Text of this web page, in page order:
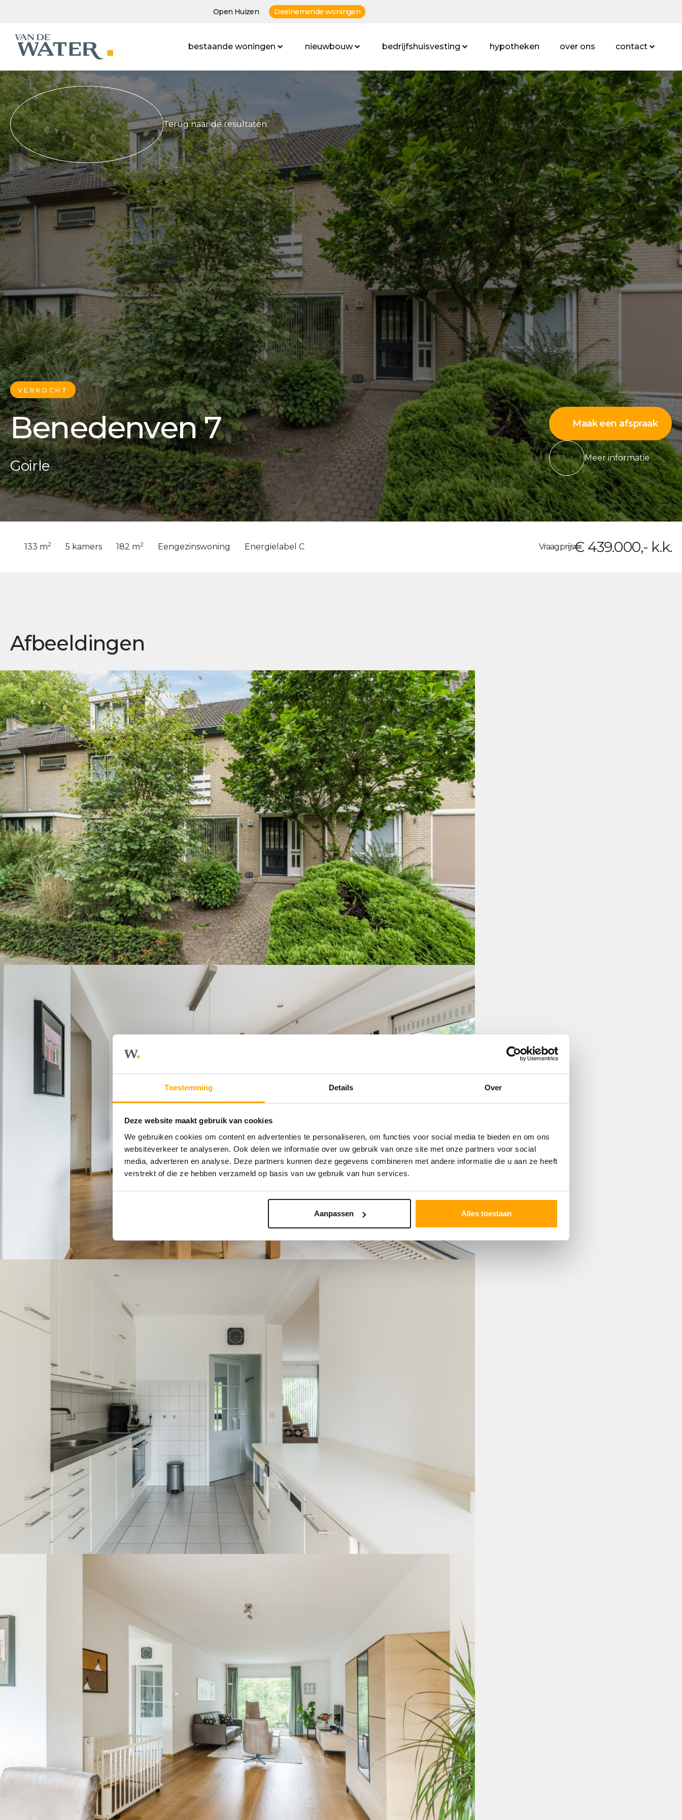
Toestemming Details Over
Deze website maakt gebruik van cookies
We gebruiken cookies om content en advertenties te personaliseren, om functies voor social media te bieden en om ons
websiteverkeer te analyseren. Ook delen we informatie over uw gebruik van onze site met onze partners voor social
media, adverteren en analyse. Deze partners kunnen deze gegevens combineren met andere informatie die u aan ze heeft
verstrekt of die ze hebben verzameld op basis van uw gebruik van hun services.
Aanpassen Alles toestaan
Open Huizen Deelnemende woningen
bestaande woningen nieuwbouw bedrijfshuisvesting hypotheken over ons contact
Terug naar de resultaten
VERKOCHT
Benedenven 7
Goirle
Maak een afspraak
Meer informatie
133 m2 5 kamers 182 m2 Eengezinswoning Energielabel C Vraagprijs€ 439.000,- k.k.
Afbeeldingen